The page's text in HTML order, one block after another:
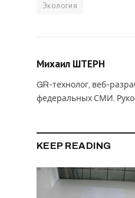
Экология
Михаил ШТЕРН
GR-технолог, веб-
федеральных СМИ.
KEEP READING